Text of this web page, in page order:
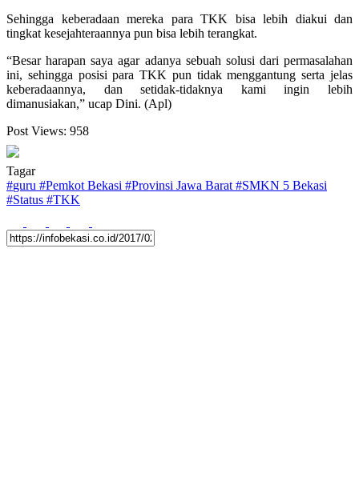
Sehingga keberadaan mereka para TKK bisa lebih diakui dan
tingkat kesejahteraannya pun bisa lebih terangkat.
“Besar harapan saya agar adanya sebuah solusi dari permasalahan
ini, sehingga posisi para TKK pun tidak menggantung serta jelas
keberadaannya, dan setidak-tidaknya kami ingin lebih
dimanusiakan,” ucap Dini. (Apl)
Post Views: 958
Tagar
#guru #Pemkot Bekasi #Provinsi Jawa Barat#SMKN 5 Bekasi
#Status #TKK